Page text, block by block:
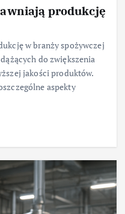
produkcję
w branży spożywczej
do zwiększenia
jakości produktów.
aspekty